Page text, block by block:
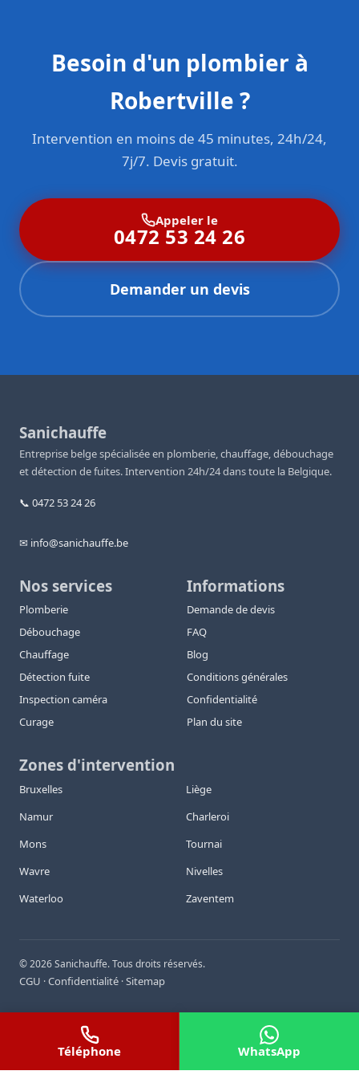
Besoin d'un plombier à
Robertville ?
Intervention en moins de 45 minutes, 24h/24,
7j/7. Devis gratuit.
Appeler le
0472 53 24 26
Demander un devis
Sanichauffe
Entreprise belge spécialisée en plomberie, chauffage, débouchage
et détection de fuites. Intervention 24h/24 dans toute la Belgique.
📞 0472 53 24 26
✉ info@sanichauffe.be
Nos services
Plomberie
Débouchage
Chauffage
Détection fuite
Inspection caméra
Curage
Informations
Demande de devis
FAQ
Blog
Conditions générales
Confidentialité
Plan du site
Zones d'intervention
Bruxelles
Liège
Namur
Charleroi
Mons
Tournai
Wavre
Nivelles
Waterloo
Zaventem
©2026Sanichauffe. Tous droits réservés.
CGU ·Confidentialité ·Sitemap